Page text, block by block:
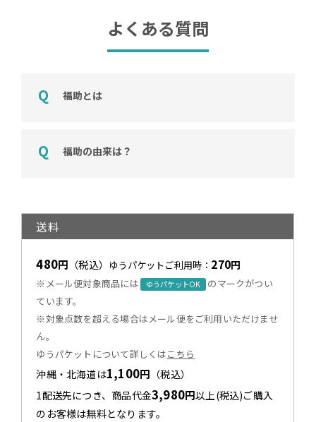
よくある質問
福助とは
福助の由来は？
送料
480円 （税込） ゆうパケットご利用時： 270円
※メール便対象商品には ゆうパケットOK
のマークがつい
ています。
※対象点数を超える場合はメール便をご利用いただけませ
ん。
ゆうパケットについて詳しくはこちら
沖縄・北海道は1,100円 （税込）
1配送先につき、商品代金3,980円以上(税込)ご購入
のお客様は無料となります。